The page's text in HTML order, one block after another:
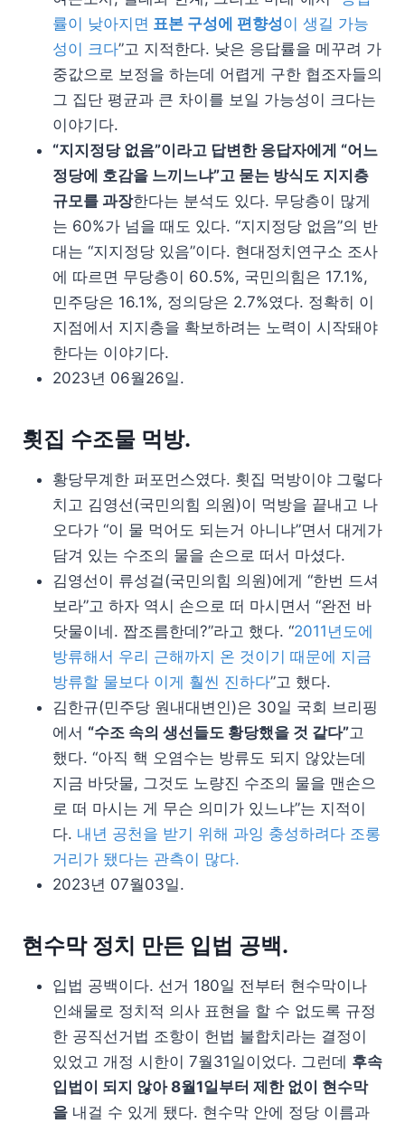
률이 낮아지면 표본 구성에 편향성이 생길 가능
성이 크다”고 지적한다. 낮은 응답률을 메꾸려 가
중값으로 보정을 하는데 어렵게 구한 협조자들의
그 집단 평균과 큰 차이를 보일 가능성이 크다는
이야기다.
“지지정당 없음”이라고 답변한 응답자에게 “어느
정당에 호감을 느끼느냐”고 묻는 방식도 지지층
규모를 과장한다는 분석도 있다. 무당층이 많게
는 60%가 넘을 때도 있다. “지지정당 없음”의 반
대는 “지지정당 있음”이다. 현대정치연구소 조사
에 따르면 무당층이 60.5%, 국민의힘은 17.1%,
민주당은 16.1%, 정의당은 2.7%였다. 정확히 이
지점에서 지지층을 확보하려는 노력이 시작돼야
한다는 이야기다.
2023년 06월26일.
횟집 수조물 먹방.
황당무계한 퍼포먼스였다. 횟집 먹방이야 그렇다
치고 김영선(국민의힘 의원)이 먹방을 끝내고 나
오다가 “이 물 먹어도 되는거 아니냐”면서 대게가
담겨 있는 수조의 물을 손으로 떠서 마셨다.
김영선이 류성걸(국민의힘 의원)에게 “한번 드셔
보라”고 하자 역시 손으로 떠 마시면서 “완전 바
닷물이네. 짭조름한데?”라고 했다. “2011년도에
방류해서 우리 근해까지 온 것이기 때문에 지금
방류할 물보다 이게 훨씬 진하다”고 했다.
김한규(민주당 원내대변인)은 30일 국회 브리핑
에서 “수조 속의 생선들도 황당했을 것 같다”고
했다. “아직 핵 오염수는 방류도 되지 않았는데
지금 바닷물, 그것도 노량진 수조의 물을 맨손으
로 떠 마시는 게 무슨 의미가 있느냐”는 지적이
다. 내년 공천을 받기 위해 과잉 충성하려다 조롱
거리가 됐다는 관측이 많다.
2023년 07월03일.
현수막 정치 만든 입법 공백.
입법 공백이다. 선거 180일 전부터 현수막이나
인쇄물로 정치적 의사 표현을 할 수 없도록 규정
한 공직선거법 조항이 헌법 불합치라는 결정이
있었고 개정 시한이 7월31일이었다. 그런데 후속
입법이 되지 않아 8월1일부터 제한 없이 현수막
을 내걸 수 있게 됐다. 현수막 안에 정당 이름과